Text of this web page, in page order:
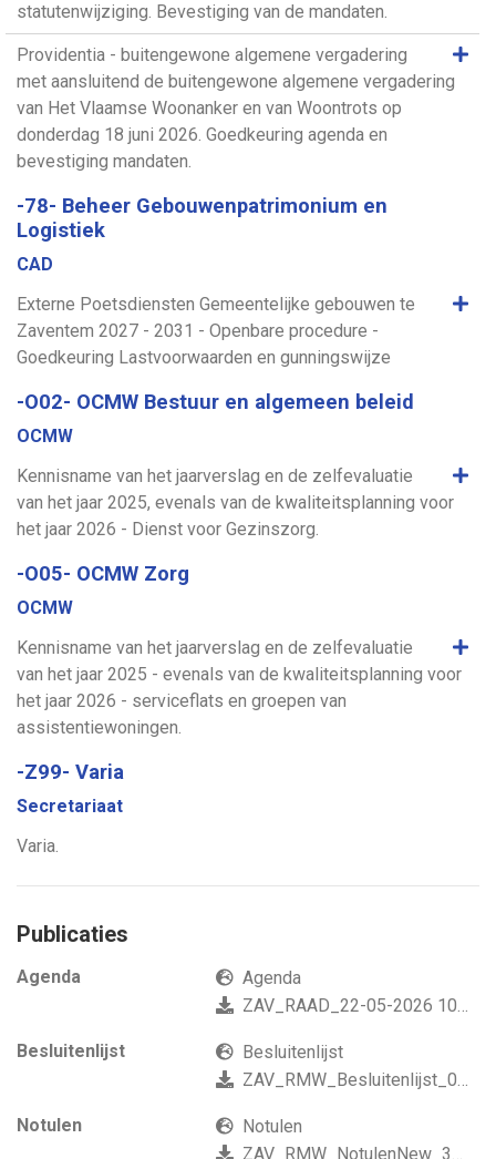
statutenwijziging. Bevestiging van de mandaten.
Providentia - buitengewone algemene vergadering
met aansluitend de buitengewone algemene vergadering
van Het Vlaamse Woonanker en van Woontrots op
donderdag 18 juni 2026. Goedkeuring agenda en
bevestiging mandaten.
-78- Beheer Gebouwenpatrimonium en
Logistiek
CAD
Externe Poetsdiensten Gemeentelijke gebouwen te
Zaventem 2027 - 2031 - Openbare procedure -
Goedkeuring Lastvoorwaarden en gunningswijze
-O02- OCMW Bestuur en algemeen beleid
OCMW
Kennisname van het jaarverslag en de zelfevaluatie
van het jaar 2025, evenals van de kwaliteitsplanning voor
het jaar 2026 - Dienst voor Gezinszorg.
-O05- OCMW Zorg
OCMW
Kennisname van het jaarverslag en de zelfevaluatie
van het jaar 2025 - evenals van de kwaliteitsplanning voor
het jaar 2026 - serviceflats en groepen van
assistentiewoningen.
-Z99- Varia
Secretariaat
Varia.
Publicaties
Agenda
Agenda
ZAV_RAAD_22-05-2026 1031
Besluitenlijst
Besluitenlijst
ZAV_RMW_Besluitenlijst_02-06-2026 1436
Notulen
Notulen
ZAV_RMW_NotulenNew_30-06-2026 1415